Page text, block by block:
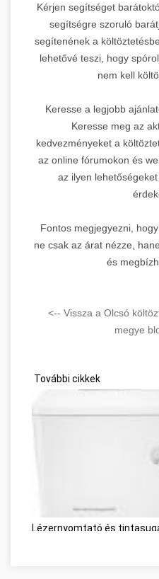
Kérjen segítséget
segítségre szoruló
segítenének a
lehetővé teszi, hogy
nem kell
Keresse a legjobb
Keresse meg az
kedvezményeket a
az online fórumokon és
az ilyen
Fontos megjegyezni, hogy
ne csak az árat nézze,
és
<-- Vissza a Olcsó
megye
További cikkek
Lézernyomtató és